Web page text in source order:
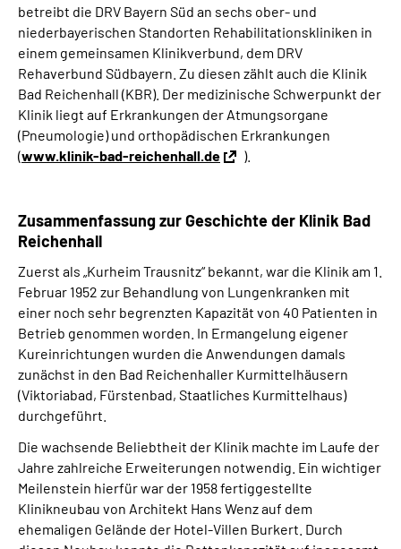
betreibt die DRV Bayern Süd an sechs ober- und
niederbayerischen Standorten Rehabilitationskliniken in
einem gemeinsamen Klinikverbund, dem DRV
Rehaverbund Südbayern. Zu diesen zählt auch die Klinik
Bad Reichenhall (KBR). Der medizinische Schwerpunkt der
Klinik liegt auf Erkrankungen der Atmungsorgane
(Pneumologie) und orthopädischen Erkrankungen
(www.klinik-bad-reichenhall.de ).
Zusammenfassung zur Geschichte der Klinik Bad
Reichenhall
Zuerst als „Kurheim Trausnitz“ bekannt, war die Klinik am 1.
Februar 1952 zur Behandlung von Lungenkranken mit
einer noch sehr begrenzten Kapazität von 40 Patienten in
Betrieb genommen worden. In Ermangelung eigener
Kureinrichtungen wurden die Anwendungen damals
zunächst in den Bad Reichenhaller Kurmittelhäusern
(Viktoriabad, Fürstenbad, Staatliches Kurmittelhaus)
durchgeführt.
Die wachsende Beliebtheit der Klinik machte im Laufe der
Jahre zahlreiche Erweiterungen notwendig. Ein wichtiger
Meilenstein hierfür war der 1958 fertiggestellte
Klinikneubau von Architekt Hans Wenz auf dem
ehemaligen Gelände der Hotel-Villen Burkert. Durch